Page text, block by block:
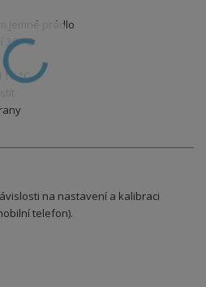
jemné prádlo
30 °C
°C
na nastavení a kalibraci
telefon).